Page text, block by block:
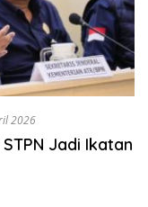
2026
Jadi Ikatan